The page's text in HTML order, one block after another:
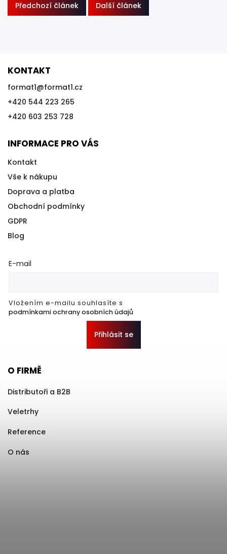
Předchozí článek Další článek
KONTAKT
format1@format1.cz
+420 544 223 265
+420 603 253 728
INFORMACE PRO VÁS
Kontakt
Vše k nákupu
Doprava a platba
Obchodní podmínky
GDPR
Blog
E-mail
Vložením e-mailu souhlasíte s
podmínkami ochrany osobních údajů
Přihlásit se
O FIRMĚ
Distributoři a B2B
Veletrhy
Reference
O nás